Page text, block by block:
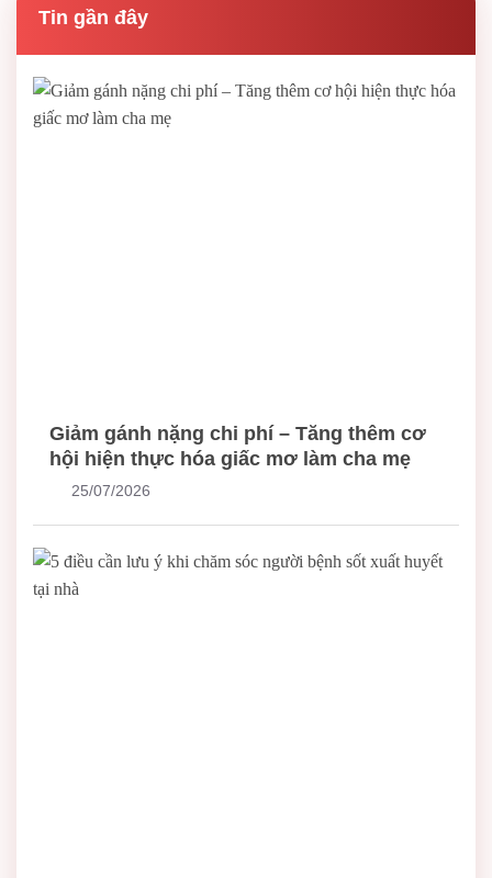
Tin gần đây
Giảm gánh nặng chi phí – Tăng thêm cơ
hội hiện thực hóa giấc mơ làm cha mẹ
25/07/2026